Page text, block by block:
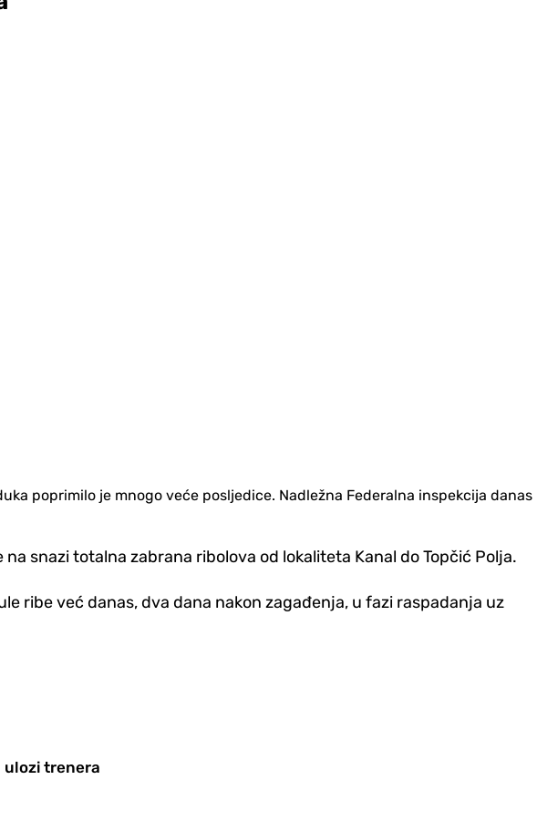
poprimilo je mnogo veće posljedice. Nadležna Federalna inspekcija danas
snazi totalna zabrana ribolova od lokaliteta Kanal do Topčić Polja.
ribe već danas, dva dana nakon zagađenja, u fazi raspadanja uz
ulozi trenera